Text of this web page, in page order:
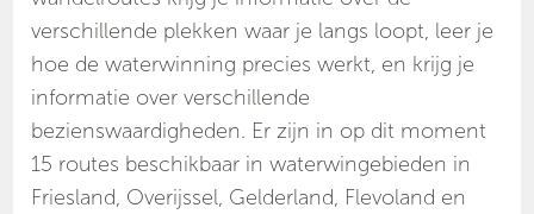
verschillende plekken waar je langs loopt, leer je
hoe de waterwinning precies werkt, en krijg je
informatie over verschillende
bezienswaardigheden. Er zijn in op dit moment
15 routes beschikbaar in waterwingebieden in
Friesland, Overijssel, Gelderland, Flevoland en